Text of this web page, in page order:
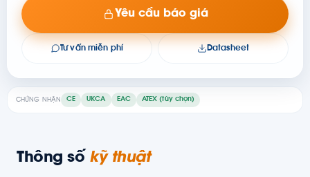
CHỨNG NHẬN CE UKCA EAC ATEX (tùy chọn)
Yêu cầu báo giá
Tư vấn miễn phí Datasheet
Thông số kỹ thuật